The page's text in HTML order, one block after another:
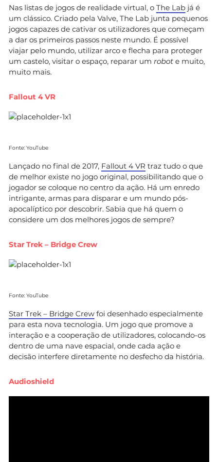
Nas listas de jogos de realidade virtual, o The Lab já é
um clássico. Criado pela Valve, The Lab junta pequenos
jogos capazes de cativar os utilizadores que começam
a dar os primeiros passos neste mundo. É possível
viajar pelo mundo, utilizar arco e flecha para proteger
um castelo, visitar o espaço, reparar um robot e muito,
muito mais.
Fallout 4 VR
Fonte: YouTube
Lançado no final de 2017, Fallout 4 VR traz tudo o que
de melhor existe no jogo original, possibilitando que o
jogador se coloque no centro da ação. Há um enredo
intrigante, armas para disparar e um mundo pós-
apocalíptico por descobrir. Sabia que há quem o
considere um dos melhores jogos de sempre?
Star Trek – Bridge Crew
Fonte: YouTube
Star Trek – Bridge Crew foi desenhado especialmente
para esta nova tecnologia. Um jogo que promove a
interação e a cooperação de utilizadores, colocando-os
dentro de uma nave espacial, onde cada ação e
decisão interfere diretamente no desfecho da história.
Audioshield